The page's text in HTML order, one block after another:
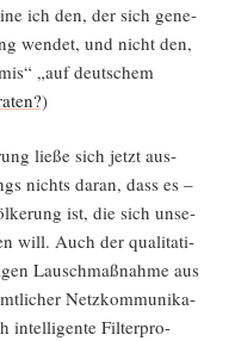
ich den, der sich gene­
wen­det, und nicht den,
„auf deut­schem
)
lie­ße sich jetzt aus­
nichts dar­an, dass es –
ist, die sich unse­
will. Auch der qua­li­ta­ti­
Lausch­maß­nah­me aus
Netz­kom­mu­ni­ka­
intel­li­gen­te Fil­ter­pro­